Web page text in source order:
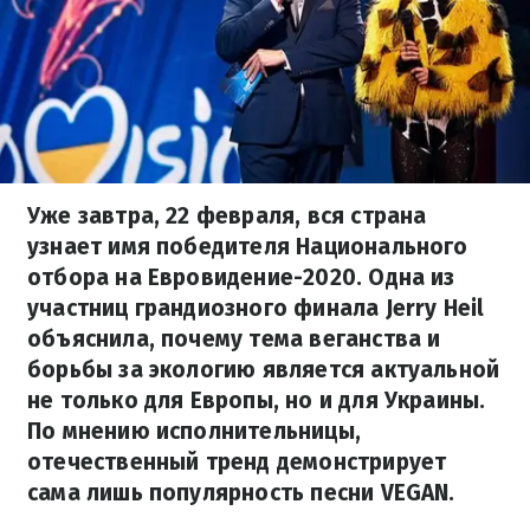
Уже завтра, 22 февраля, вся страна
узнает имя победителя Национального
отбора на Евровидение-2020. Одна из
участниц грандиозного финала Jerry Heil
объяснила, почему тема веганства и
борьбы за экологию является актуальной
не только для Европы, но и для Украины.
По мнению исполнительницы,
отечественный тренд демонстрирует
сама лишь популярность песни VEGAN.